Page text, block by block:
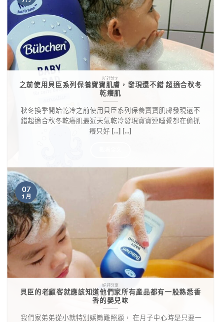
好評分享
之前使用貝臣系列保養寶寶肌膚，發現還不錯 超適合秋冬
乾癢肌
秋冬換季開始乾冷之前使用貝臣系列保養寶寶肌膚發現還不
錯超適合秋冬乾癢肌最近天氣乾冷發現寶寶連睡覺都在偷抓
癢只好 [...] [...]
好評分享
貝臣的老顧客就應該知道他們家所有產品都有一股熟悉香
香的嬰兒味
​ 我們家弟弟從小就特別嬌嫩難照顧， 在月子中心時是只要一
07
1 月